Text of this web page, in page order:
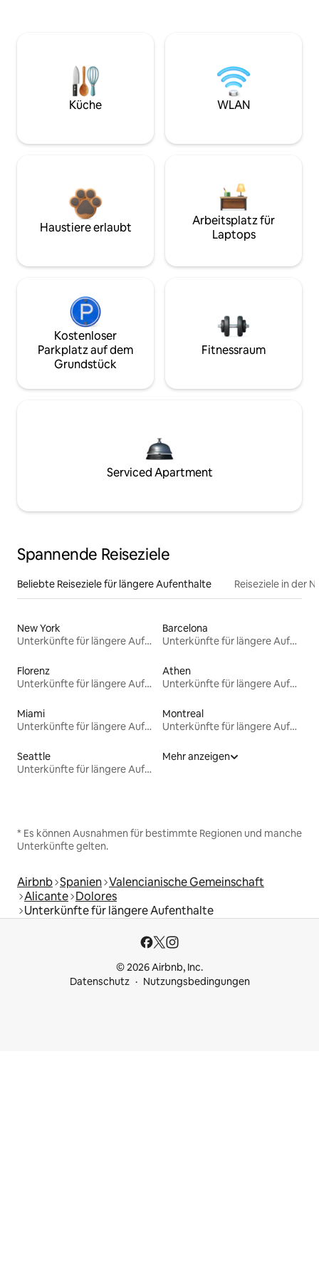
Küche WLAN
Haustiere erlaubt
Arbeitsplatz für
Laptops
Kostenloser
Parkplatz auf dem
Grundstück
Fitnessraum
Serviced Apartment
Spannende Reiseziele
Beliebte Reiseziele für längere Aufenthalte Reiseziele in der
New York
Unterkünfte für längere Aufenthalte
Barcelona
Unterkünfte für längere Aufenthalte
Florenz
Unterkünfte für längere Aufenthalte
Athen
Unterkünfte für längere Aufenthalte
Miami
Unterkünfte für längere Aufenthalte
Montreal
Unterkünfte für längere Aufenthalte
Seattle
Unterkünfte für längere Aufenthalte
Mehr anzeigen
* Es können Ausnahmen für bestimmte Regionen und manche
Unterkünfte gelten.
Airbnb Spanien Valencianische Gemeinschaft
Alicante Dolores
Unterkünfte für längere Aufenthalte
© 2026 Airbnb, Inc.
Datenschutz
Nutzungsbedingungen